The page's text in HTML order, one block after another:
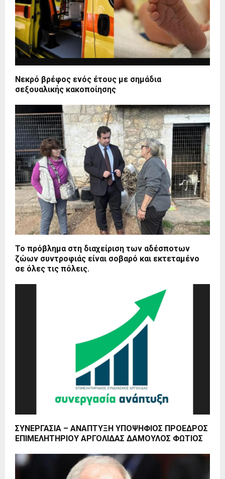
Νεκρό βρέφος ενός έτους με σημάδια
σεξουαλικής κακοποίησης
Το πρόβλημα στη διαχείριση των αδέσποτων
ζώων συντροφιάς είναι σοβαρό και εκτεταμένο
σε όλες τις πόλεις.
ΣΥΝΕΡΓΑΣΙΑ – ΑΝΑΠΤΥΞΗ ΥΠΟΨΗΦΙΟΣ ΠΡΟΕΔΡΟΣ
ΕΠΙΜΕΛΗΤΗΡΙΟΥ ΑΡΓΟΛΙΔΑΣ ΔΑΜΟΥΛΟΣ ΦΩΤΙΟΣ